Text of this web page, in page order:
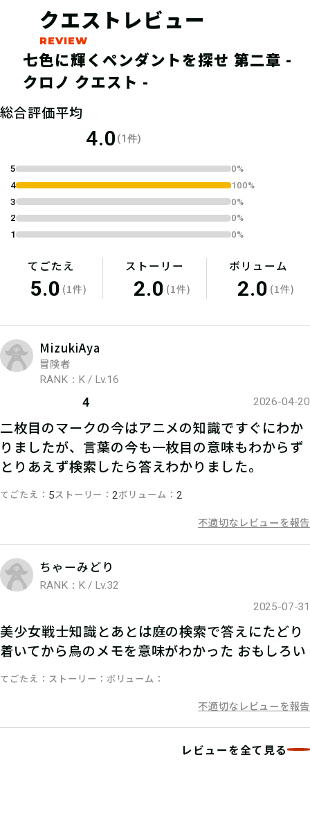
ハンターズヴィレッジで報告すると、
ハンターポイントがもらえます。
05更新を待つ
各話、4章構成となります。ひと月か
けて、ひとつのお話をお楽しみくださ
い。
クエストレビュー
七色に輝くペンダントを探せ 第二章 -
クロノ クエスト -
総合評価平均
4.0 (1件)
5
0%
4
100%
3
0%
2
0%
1
0%
てごたえ
5.0 (1件)
ストーリー
2.0 (1件)
ボリューム
2.0 (1件)
MizukiAya
冒険者
RANK：K / Lv.16
4 2026-04-20
二枚目のマークの今はアニメの知識ですぐにわか
りましたが、言葉の今も一枚目の意味もわからず
とりあえず検索したら答えわかりました。
てごたえ 5ストーリー 2ボリューム 2
不適切なレビューを報告
ちゃーみどり
RANK：K / Lv.32
2025-07-31
美少女戦士知識とあとは庭の検索で答えにたどり
着いてから鳥のメモを意味がわかった おもしろい
てごたえ ストーリー ボリューム
不適切なレビューを報告
レビューを全て見る